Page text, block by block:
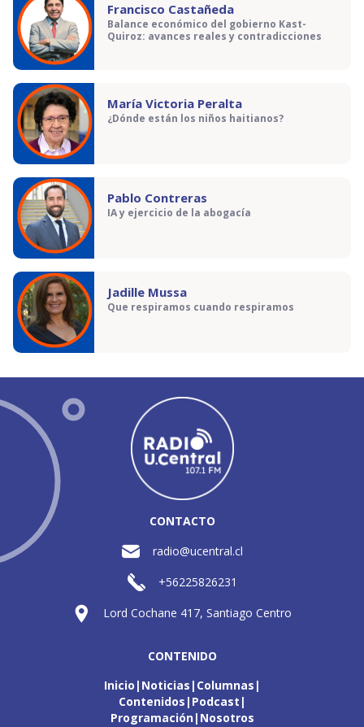
Francisco Castañeda
Balance económico del gobierno Kast-
Quiroz: avances reales y contradicciones
María Victoria Peralta
¿Dónde están los niños haitianos?
Pablo Contreras
IA y ejercicio de la abogacía
Jadille Mussa
Que respiramos cuando respiramos
CONTACTO
radio@ucentral.cl
+56225826231
Lord Cochane 417, Santiago Centro
CONTENIDO
Inicio Noticias Columnas
Contenidos Podcast
Programación Nosotros